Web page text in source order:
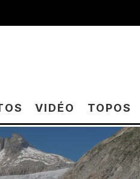
VIDÉO TOPOS